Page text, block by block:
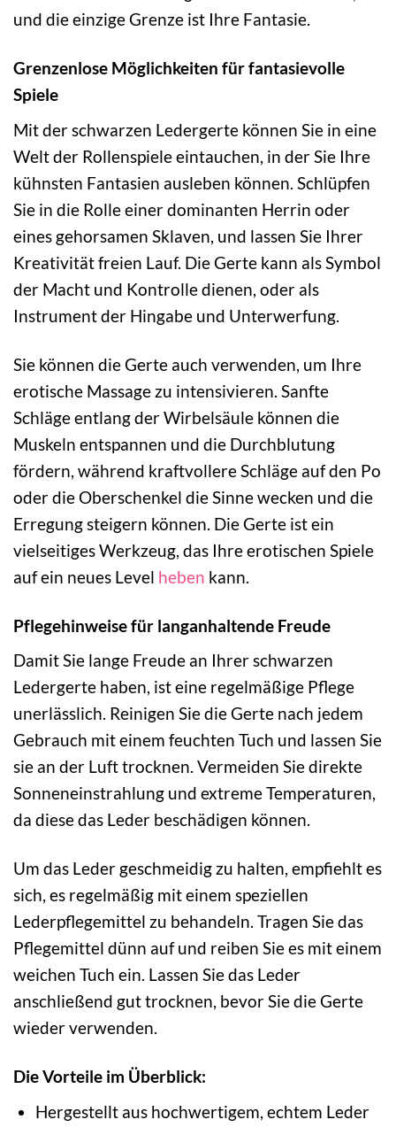
und die einzige Grenze ist Ihre Fantasie.
Grenzenlose Möglichkeiten für fantasievolle
Spiele
Mit der schwarzen Ledergerte können Sie in eine
Welt der Rollenspiele eintauchen, in der Sie Ihre
kühnsten Fantasien ausleben können. Schlüpfen
Sie in die Rolle einer dominanten Herrin oder
eines gehorsamen Sklaven, und lassen Sie Ihrer
Kreativität freien Lauf. Die Gerte kann als Symbol
der Macht und Kontrolle dienen, oder als
Instrument der Hingabe und Unterwerfung.
Sie können die Gerte auch verwenden, um Ihre
erotische Massage zu intensivieren. Sanfte
Schläge entlang der Wirbelsäule können die
Muskeln entspannen und die Durchblutung
fördern, während kraftvollere Schläge auf den Po
oder die Oberschenkel die Sinne wecken und die
Erregung steigern können. Die Gerte ist ein
vielseitiges Werkzeug, das Ihre erotischen Spiele
auf ein neues Level heben kann.
Pflegehinweise für langanhaltende Freude
Damit Sie lange Freude an Ihrer schwarzen
Ledergerte haben, ist eine regelmäßige Pflege
unerlässlich. Reinigen Sie die Gerte nach jedem
Gebrauch mit einem feuchten Tuch und lassen Sie
sie an der Luft trocknen. Vermeiden Sie direkte
Sonneneinstrahlung und extreme Temperaturen,
da diese das Leder beschädigen können.
Um das Leder geschmeidig zu halten, empfiehlt es
sich, es regelmäßig mit einem speziellen
Lederpflegemittel zu behandeln. Tragen Sie das
Pflegemittel dünn auf und reiben Sie es mit einem
weichen Tuch ein. Lassen Sie das Leder
anschließend gut trocknen, bevor Sie die Gerte
wieder verwenden.
Die Vorteile im Überblick:
Hergestellt aus hochwertigem, echtem Leder